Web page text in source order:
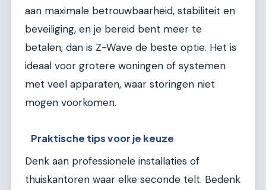
aan maximale betrouwbaarheid, stabiliteit en
beveiliging, en je bereid bent meer te
betalen, dan is Z-Wave de beste optie. Het is
ideaal voor grotere woningen of systemen
met veel apparaten, waar storingen niet
mogen voorkomen.
Praktische tips voor je keuze
Denk aan professionele installaties of
thuiskantoren waar elke seconde telt. Bedenk